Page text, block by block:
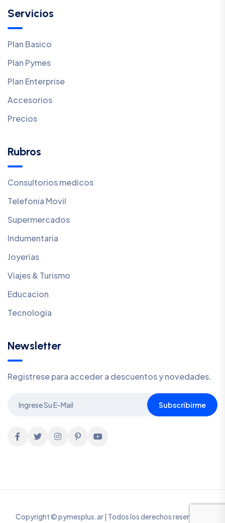
Servicios
Plan Basico
Plan Pymes
Plan Enterprise
Accesorios
Precios
Rubros
Consultorios medicos
Telefonia Movil
Supermercados
Indumentaria
Joyerias
Viajes & Turismo
Educacion
Tecnologia
Newsletter
Registrese para acceder a descuentos y novedades.
Subscribirme
Copyright © pymesplus.ar | Todos los derechos reservados